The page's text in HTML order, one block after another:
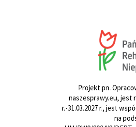
Projekt pn.
naszesprawy.eu, jest
r.-31.03.2027 r., jest
na